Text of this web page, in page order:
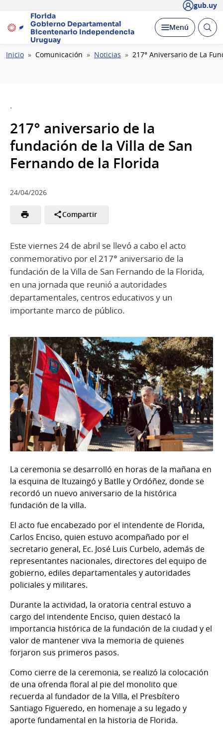
gub.uy
Florida
Gobierno Departamental
Bicentenario Independencia
Uruguay
Desplegar
Menú Abrir
Ruta
Inicio Comunicación Noticias 217° Aniversario de La
.
217° aniversario de la
fundación de la Villa de San
Fernando de la Florida
24/04/2026
Compartir
Este viernes 24 de abril se llevó a cabo el acto
conmemorativo por el 217° aniversario de la
fundación de la Villa de San Fernando de la Florida,
en una jornada que reunió a autoridades
departamentales, centros educativos y un
importante marco de público.
La ceremonia se desarrolló en horas de la mañana en
la esquina de Ituzaingó y Batlle y Ordóñez, donde se
recordó un nuevo aniversario de la histórica
fundación de la villa.
El acto fue encabezado por el intendente de Florida,
Carlos Enciso, quien estuvo acompañado por el
secretario general, Ec. José Luis Curbelo, además de
representantes nacionales, directores del equipo de
gobierno, ediles departamentales y autoridades
policiales y militares.
Durante la actividad, la oratoria central estuvo a
cargo del intendente Enciso, quien destacó la
importancia histórica de la fundación de la ciudad y el
valor de mantener viva la memoria de quienes
forjaron sus primeros pasos.
Como cierre de la ceremonia, se realizó la colocación
de una ofrenda floral al pie del monolito que
recuerda al fundador de la Villa, el Presbítero
Santiago Figueredo, en homenaje a su legado y
aporte fundamental en la historia de Florida.